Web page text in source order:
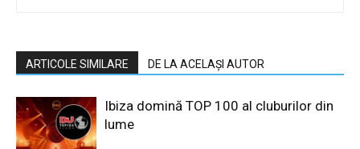
ARTICOLE SIMILARE DE LA ACELAȘI AUTOR
Ibiza domină TOP 100 al cluburilor din
lume